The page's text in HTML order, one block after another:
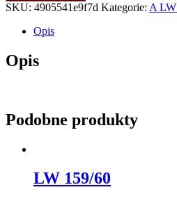
SKU: 4905541e9f7d Kategorie: A
Opis
Opis
Podobne produkty
LW 159/60